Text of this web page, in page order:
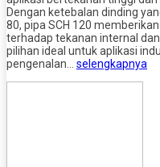
Dengan ketebalan dinding
80, pipa SCH 120
terhadap tekanan internal
pilihan ideal untuk aplikasi
pengenalan… selengkapnya